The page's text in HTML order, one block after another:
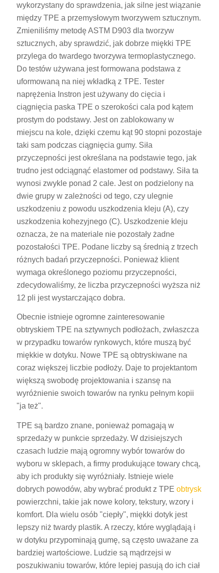
wykorzystany do sprawdzenia, jak silne jest wiązanie
między TPE a przemysłowym tworzywem sztucznym.
Zmieniliśmy metodę ASTM D903 dla tworzyw
sztucznych, aby sprawdzić, jak dobrze miękki TPE
przylega do twardego tworzywa termoplastycznego.
Do testów używana jest formowana podstawa z
uformowaną na niej wkładką z TPE. Tester
naprężenia Instron jest używany do cięcia i
ciągnięcia paska TPE o szerokości cala pod kątem
prostym do podstawy. Jest on zablokowany w
miejscu na kole, dzięki czemu kąt 90 stopni pozostaje
taki sam podczas ciągnięcia gumy. Siła
przyczepności jest określana na podstawie tego, jak
trudno jest odciągnąć elastomer od podstawy. Siła ta
wynosi zwykle ponad 2 cale. Jest on podzielony na
dwie grupy w zależności od tego, czy ulegnie
uszkodzeniu z powodu uszkodzenia kleju (A), czy
uszkodzenia kohezyjnego (C). Uszkodzenie kleju
oznacza, że na materiale nie pozostały żadne
pozostałości TPE. Podane liczby są średnią z trzech
różnych badań przyczepności. Ponieważ klient
wymaga określonego poziomu przyczepności,
zdecydowaliśmy, że liczba przyczepności wyższa niż
12 pli jest wystarczająco dobra.
Obecnie istnieje ogromne zainteresowanie
obtryskiem TPE na sztywnych podłożach, zwłaszcza
w przypadku towarów rynkowych, które muszą być
miękkie w dotyku. Nowe TPE są obtryskiwane na
coraz większej liczbie podłoży. Daje to projektantom
większą swobodę projektowania i szansę na
wyróżnienie swoich towarów na rynku pełnym kopii
"ja też".
TPE są bardzo znane, ponieważ pomagają w
sprzedaży w punkcie sprzedaży. W dzisiejszych
czasach ludzie mają ogromny wybór towarów do
wyboru w sklepach, a firmy produkujące towary chcą,
aby ich produkty się wyróżniały. Istnieje wiele
dobrych powodów, aby wybrać produkt z TPE obtrysk
powierzchni, takie jak nowe kolory, tekstury, wzory i
komfort. Dla wielu osób "ciepły", miękki dotyk jest
lepszy niż twardy plastik. A rzeczy, które wyglądają i
w dotyku przypominają gumę, są często uważane za
bardziej wartościowe. Ludzie są mądrzejsi w
poszukiwaniu towarów, które lepiej pasują do ich ciał